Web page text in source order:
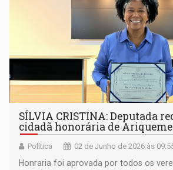
SÍLVIA CRISTINA: Deputada
cidadã honorária de
Política 02 de Junho de 2026 às
Honraria foi aprovada por todos os